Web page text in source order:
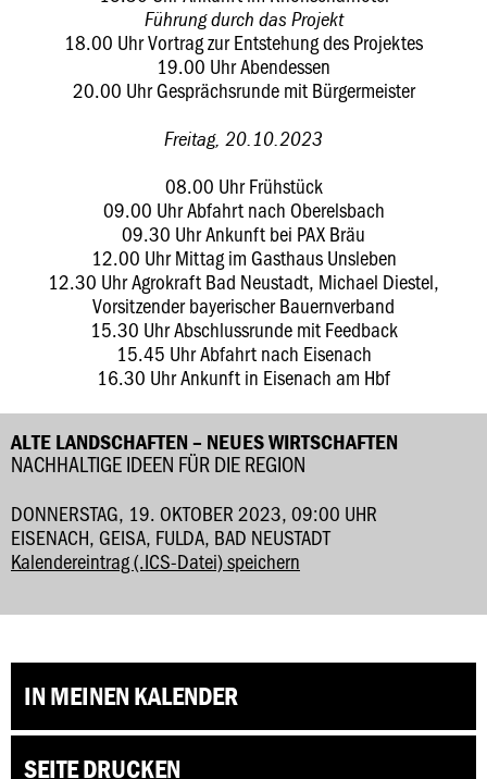
Führung durch das Projekt
18.00 Uhr Vortrag zur Entstehung des Projektes
19.00 Uhr Abendessen
20.00 Uhr Gesprächsrunde mit Bürgermeister
Freitag, 20.10.2023
08.00 Uhr Frühstück
09.00 Uhr Abfahrt nach Oberelsbach
09.30 Uhr Ankunft bei PAX Bräu
12.00 Uhr Mittag im Gasthaus Unsleben
12.30 Uhr Agrokraft Bad Neustadt, Michael Diestel,
Vorsitzender bayerischer Bauernverband
15.30 Uhr Abschlussrunde mit Feedback
15.45 Uhr Abfahrt nach Eisenach
16.30 Uhr Ankunft in Eisenach am Hbf
ALTE LANDSCHAFTEN – NEUES WIRTSCHAFTEN
NACHHALTIGE IDEEN FÜR DIE REGION
DONNERSTAG, 19. OKTOBER 2023, 09:00 UHR
EISENACH, GEISA, FULDA, BAD NEUSTADT
Kalendereintrag (.ICS-Datei) speichern
IN MEINEN KALENDER
SEITE DRUCKEN